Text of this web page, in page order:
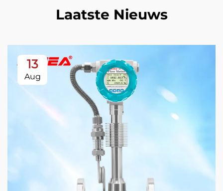
Laatste Nieuws
13
Aug